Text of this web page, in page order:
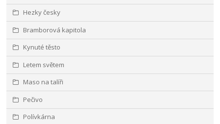
Hezky česky
Bramborová kapitola
Kynuté těsto
Letem světem
Maso na talíři
Pečivo
Polívkárna